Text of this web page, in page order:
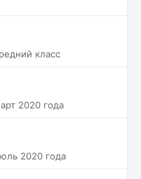
класс
2020 года
2020 года